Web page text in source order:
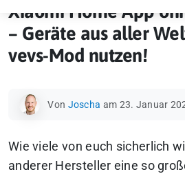
Xiaomi Home App
– Geräte aus aller
vevs-Mod nutzen!
Von Joscha am 23. Januar
Wie viele von euch sicherlich
anderer Hersteller eine so